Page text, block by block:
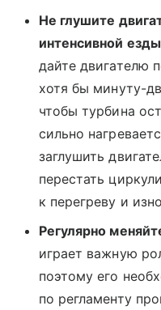
Не глушите
интенсивной
дайте двигателю
хотя бы минуту-
чтобы турбина
сильно
заглушить
перестать
к перегреву и
Регулярно
играет важную
поэтому его
по регламенту